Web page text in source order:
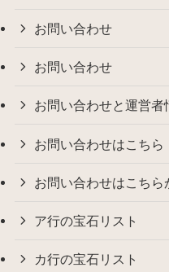
お問い合わせ
お問い合わせ
お問い合わせと運営者
お問い合わせはこちら
お問い合わせはこちら
ア行の宝石リスト
カ行の宝石リスト